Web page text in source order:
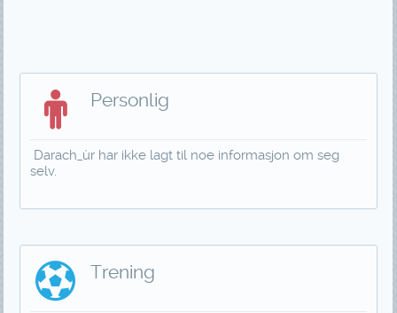
Personlig
Darach_ùr har ikke lagt til noe informasjon om seg
selv.
Trening